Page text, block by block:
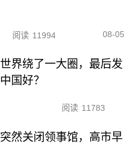
阅读 11994 08-05
界绕了一大圈，最后发
国好？
阅读 11783
然关闭领事馆，高市早